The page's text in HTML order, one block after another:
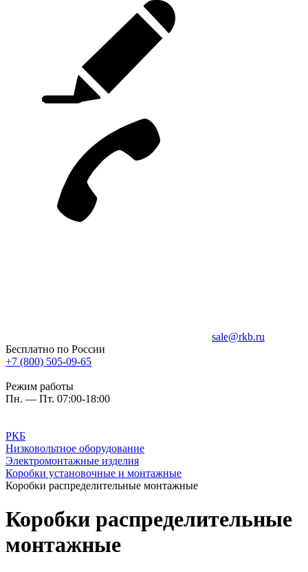
sale@rkb.ru
Бесплатно по России
+7 (800) 505-09-65
Режим работы
Пн. — Пт. 07:00-18:00
РКБ
Низковольтное оборудование
Электромонтажные изделия
Коробки установочные и монтажные
Коробки распределительные монтажные
Коробки распределительные
монтажные